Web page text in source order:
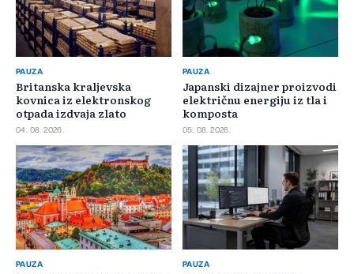
PAUZA
Britanska kraljevska
kovnica iz elektronskog
otpada izdvaja zlato
04. 08. 2026.
PAUZA
Japanski dizajner proizvodi
električnu energiju iz tla i
komposta
05. 08. 2026.
PAUZA PAUZA